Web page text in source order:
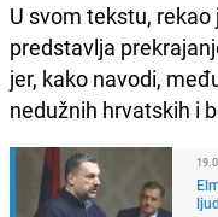
U svom tekstu,
predstavlja
jer, kako navodi,
nedužnih hrvatskih i